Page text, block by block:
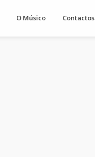
O Músico Contactos